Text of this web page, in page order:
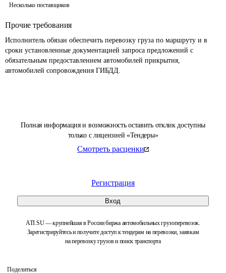
Полная информация и возможность оставить отклик доступны
только с лицензией «Тендеры»
Смотреть расценки
Регистрация
Вход
ATI.SU — крупнейшая в России биржа автомобильных грузоперевозок.
Зарегистрируйтесь и получите доступ к тендерам на перевозки, заявкам
на перевозку грузов и поиск транспорта
Поделиться
Несколько поставщиков
Прочие требования
Исполнитель обязан обеспечить перевозку груза по маршруту и в
сроки установленные документацией запроса предложений с
обязательным предоставлением автомобилей прикрытия,
автомобилей сопровождения ГИБДД.